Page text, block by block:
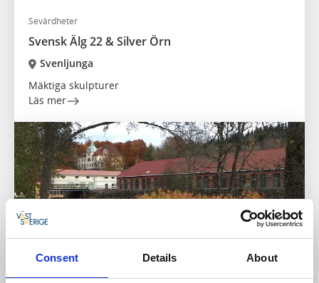
Consent Details About
Sevärdheter
Svensk Älg 22 & Silver Örn
Svenljunga
Mäktiga skulpturer
Läs mer